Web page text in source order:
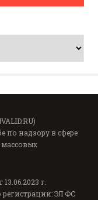
по надзору в сфере
г.
регистрации: ЭЛ ФС